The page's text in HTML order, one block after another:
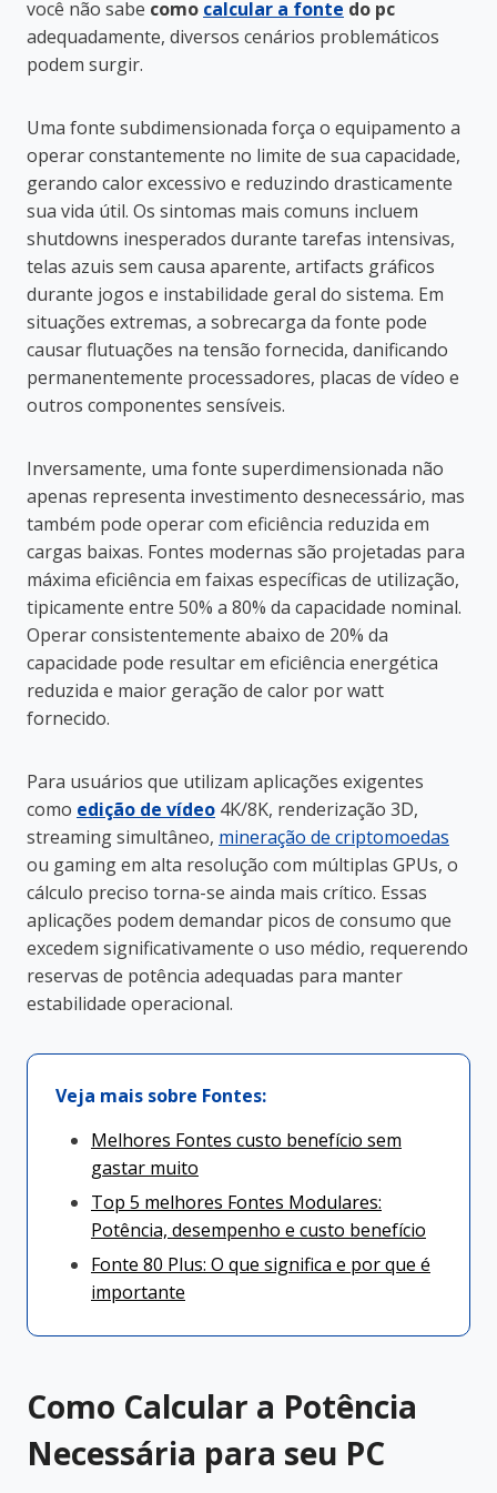
você não sabe como calcular a fonte do pc
adequadamente, diversos cenários problemáticos
podem surgir.
Uma fonte subdimensionada força o equipamento a
operar constantemente no limite de sua capacidade,
gerando calor excessivo e reduzindo drasticamente
sua vida útil. Os sintomas mais comuns incluem
shutdowns inesperados durante tarefas intensivas,
telas azuis sem causa aparente, artifacts gráficos
durante jogos e instabilidade geral do sistema. Em
situações extremas, a sobrecarga da fonte pode
causar flutuações na tensão fornecida, danificando
permanentemente processadores, placas de vídeo e
outros componentes sensíveis.
Inversamente, uma fonte superdimensionada não
apenas representa investimento desnecessário, mas
também pode operar com eficiência reduzida em
cargas baixas. Fontes modernas são projetadas para
máxima eficiência em faixas específicas de utilização,
tipicamente entre 50% a 80% da capacidade nominal.
Operar consistentemente abaixo de 20% da
capacidade pode resultar em eficiência energética
reduzida e maior geração de calor por watt
fornecido.
Para usuários que utilizam aplicações exigentes
como edição de vídeo 4K/8K, renderização 3D,
streaming simultâneo, mineração de criptomoedas
ou gaming em alta resolução com múltiplas GPUs, o
cálculo preciso torna-se ainda mais crítico. Essas
aplicações podem demandar picos de consumo que
excedem significativamente o uso médio, requerendo
reservas de potência adequadas para manter
estabilidade operacional.
Veja mais sobre Fontes:
Melhores Fontes custo benefício sem
gastar muito
Top 5 melhores Fontes Modulares:
Potência, desempenho e custo benefício
Fonte 80 Plus: O que significa e por que é
importante
Como Calcular a Potência
Necessária para seu PC